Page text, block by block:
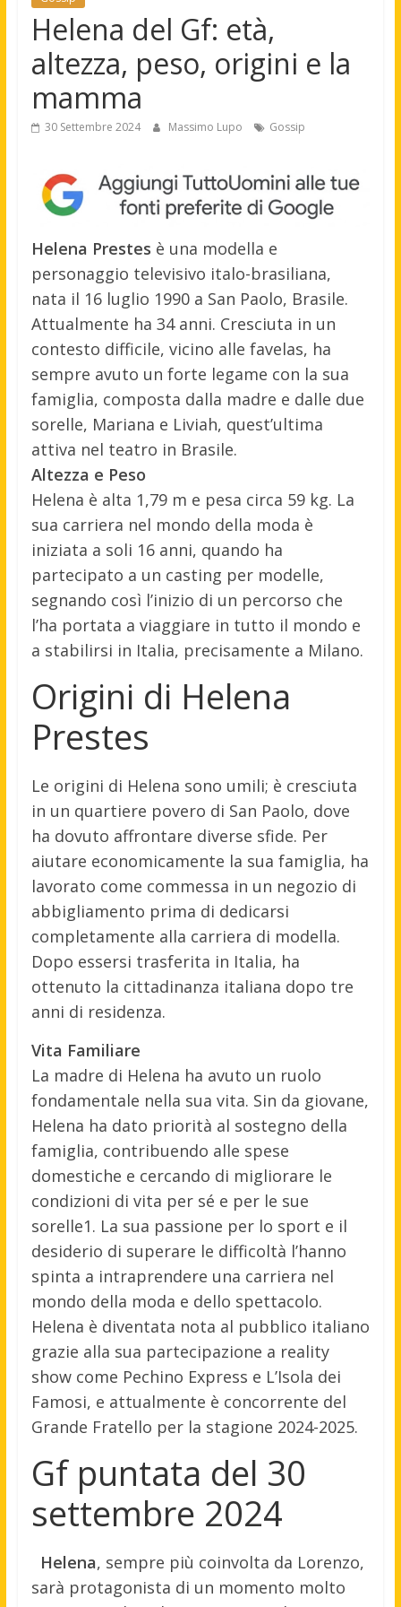
Helena del Gf: età,
altezza, peso, origini e la
mamma
30 Settembre 2024 Massimo Lupo Gossip
Helena Prestes è una modella e
personaggio televisivo italo-brasiliana,
nata il 16 luglio 1990 a San Paolo, Brasile.
Attualmente ha 34 anni. Cresciuta in un
contesto difficile, vicino alle favelas, ha
sempre avuto un forte legame con la sua
famiglia, composta dalla madre e dalle due
sorelle, Mariana e Liviah, quest’ultima
attiva nel teatro in Brasile.
Altezza e Peso
Helena è alta 1,79 m e pesa circa 59 kg. La
sua carriera nel mondo della moda è
iniziata a soli 16 anni, quando ha
partecipato a un casting per modelle,
segnando così l’inizio di un percorso che
l’ha portata a viaggiare in tutto il mondo e
a stabilirsi in Italia, precisamente a Milano.
Origini di Helena
Prestes
Le origini di Helena sono umili; è cresciuta
in un quartiere povero di San Paolo, dove
ha dovuto affrontare diverse sfide. Per
aiutare economicamente la sua famiglia, ha
lavorato come commessa in un negozio di
abbigliamento prima di dedicarsi
completamente alla carriera di modella.
Dopo essersi trasferita in Italia, ha
ottenuto la cittadinanza italiana dopo tre
anni di residenza.
Vita Familiare
La madre di Helena ha avuto un ruolo
fondamentale nella sua vita. Sin da giovane,
Helena ha dato priorità al sostegno della
famiglia, contribuendo alle spese
domestiche e cercando di migliorare le
condizioni di vita per sé e per le sue
sorelle1. La sua passione per lo sport e il
desiderio di superare le difficoltà l’hanno
spinta a intraprendere una carriera nel
mondo della moda e dello spettacolo.
Helena è diventata nota al pubblico italiano
grazie alla sua partecipazione a reality
show come Pechino Express e L’Isola dei
Famosi, e attualmente è concorrente del
Grande Fratello per la stagione 2024-2025.
Gf puntata del 30
settembre 2024
Helena, sempre più coinvolta da Lorenzo,
sarà protagonista di un momento molto